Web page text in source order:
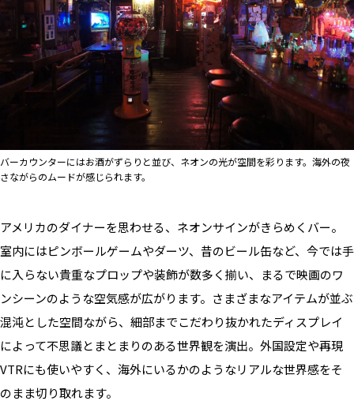
バーカウンターにはお酒がずらりと並び、ネオンの光が空間を彩ります。海外の夜
さながらのムードが感じられます。
アメリカのダイナーを思わせる、ネオンサインがきらめくバー。
室内にはピンボールゲームやダーツ、昔のビール缶など、今では手
に入らない貴重なプロップや装飾が数多く揃い、まるで映画のワ
ンシーンのような空気感が広がります。さまざまなアイテムが並ぶ
混沌とした空間ながら、細部までこだわり抜かれたディスプレイ
によって不思議とまとまりのある世界観を演出。外国設定や再現
VTRにも使いやすく、海外にいるかのようなリアルな世界感をそ
のまま切り取れます。